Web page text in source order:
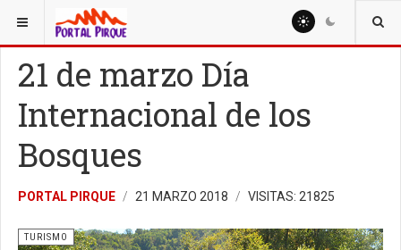
ESTÁ AQUÍ: TURISMO
21 de marzo Día
Internacional de los
Bosques
PORTAL PIRQUE 21 MARZO 2018 VISITAS: 21825
TURISMO